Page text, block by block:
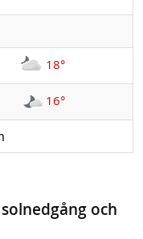
18°
16°
och